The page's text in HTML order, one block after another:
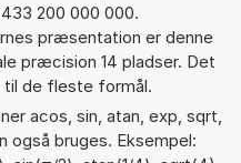
200 000 000.
præsentation er denne
præcision 14 pladser. Det
de fleste formål.
acos, sin, atan, exp, sqrt,
også bruges. Eksempel: